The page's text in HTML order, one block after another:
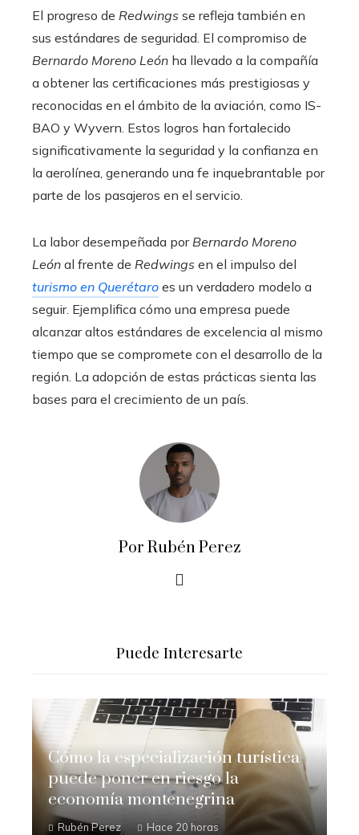
El progreso de Redwings se refleja también en
sus estándares de seguridad. El compromiso de
Bernardo Moreno León ha llevado a la compañía
a obtener las certificaciones más prestigiosas y
reconocidas en el ámbito de la aviación, como IS-
BAO y Wyvern. Estos logros han fortalecido
significativamente la seguridad y la confianza en
la aerolínea, generando una fe inquebrantable por
parte de los pasajeros en el servicio.
La labor desempeñada por Bernardo Moreno
León al frente de Redwings en el impulso del
turismo en Querétaro es un verdadero modelo a
seguir. Ejemplifica cómo una empresa puede
alcanzar altos estándares de excelencia al mismo
tiempo que se compromete con el desarrollo de la
región. La adopción de estas prácticas sienta las
bases para el crecimiento de un país.
Por Rubén Perez
Puede Interesarte
Cómo la especialización turística
puede poner en riesgo la
economía montenegrina
Rubén Perez Hace 20 horas